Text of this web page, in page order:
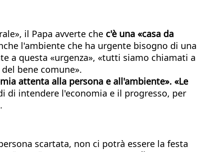
il Papa avverte che c'è una «casa da
l'ambiente che ha urgente bisogno di una
a questa «urgenza», «tutti siamo chiamati a
bene comune».
attenta alla persona e all'ambiente». «Le
di intendere l'economia e il progresso, per
scartata, non ci potrà essere la festa